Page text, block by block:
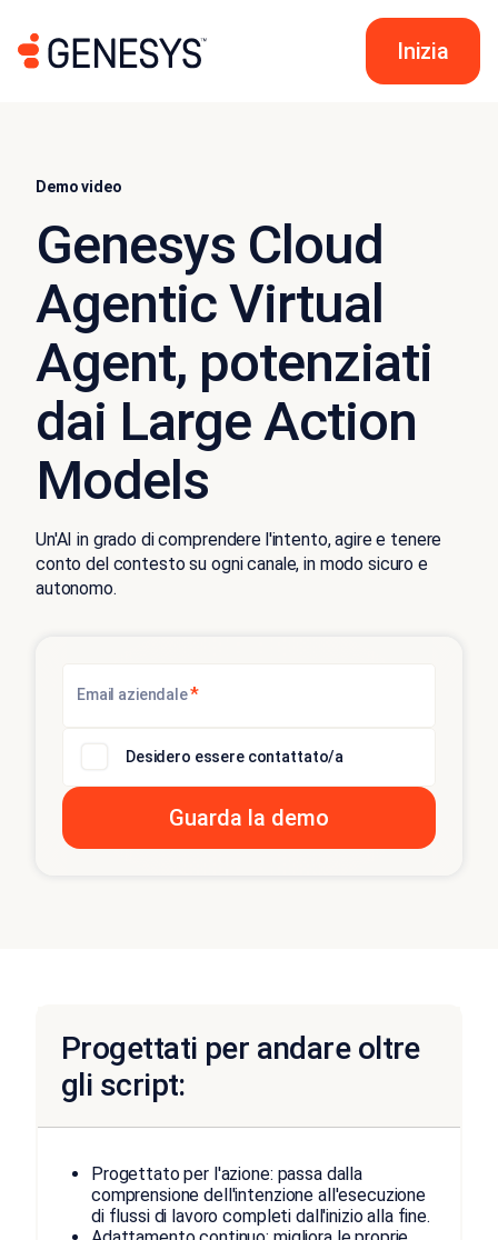
Inizia
Demo video
Genesys Cloud
Agentic Virtual
Agent, potenziati
dai Large Action
Models
Un'AI in grado di comprendere l'intento, agire e tenere
conto del contesto su ogni canale, in modo sicuro e
autonomo.
Email aziendale*
Desidero essere contattato/a
Progettati per andare oltre
gli script:
Progettato per l'azione: passa dalla
comprensione dell'intenzione all'esecuzione
di flussi di lavoro completi dall'inizio alla fine.